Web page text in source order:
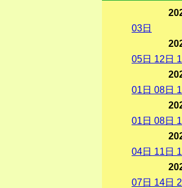
03日
05日 12 日
01 日 08日
01 日 08日
04日 11 日
07日 14日